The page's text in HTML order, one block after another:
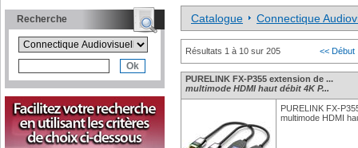
Recherche Catalogue Connectique
Résultats 1 à 10 sur 205 << Début
PURELINK FX-P355 extension de ...
multimode HDMI haut débit 4K P...
PURELINK FX-
multimode HDMI